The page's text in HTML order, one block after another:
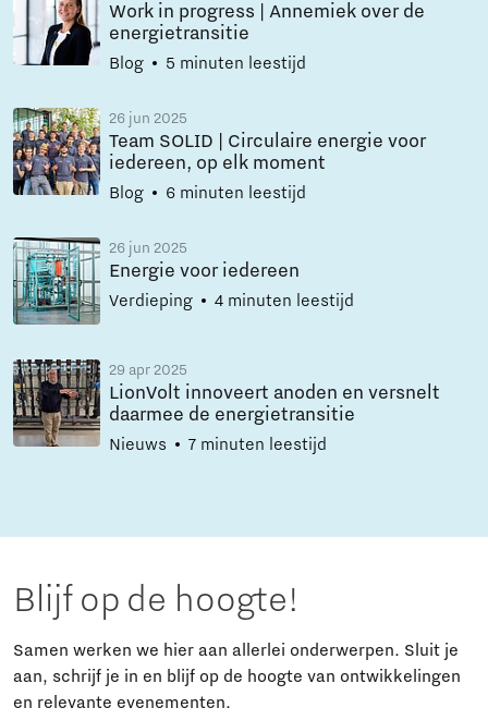
Work in progress | Annemiek over de
energietransitie
Blog 5 minuten leestijd
26 jun 2025
Team SOLID | Circulaire energie voor
iedereen, op elk moment
Blog 6 minuten leestijd
26 jun 2025
Energie voor iedereen
Verdieping 4 minuten leestijd
29 apr 2025
LionVolt innoveert anoden en versnelt
daarmee de energietransitie
Nieuws 7 minuten leestijd
Blijf op de hoogte!
Samen werken we hier aan allerlei onderwerpen. Sluit je
aan, schrijf je in en blijf op de hoogte van ontwikkelingen
en relevante evenementen.